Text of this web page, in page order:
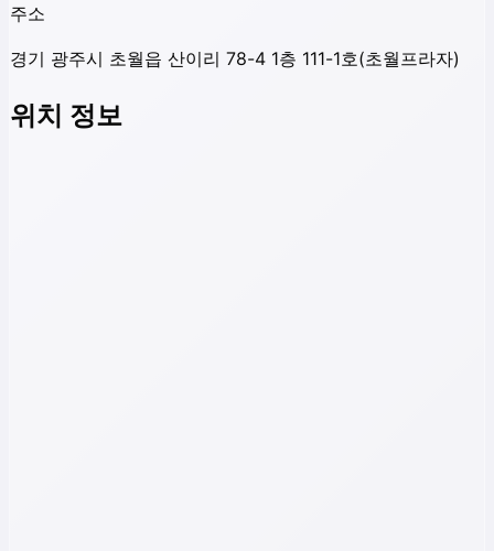
주소
경기 광주시 초월읍 산이리 78-4 1층 111-1호(초월프라자)
위치 정보